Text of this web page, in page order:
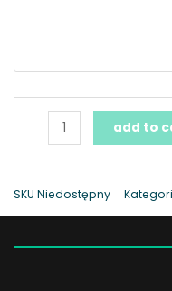
add to
SKU Niedostępny